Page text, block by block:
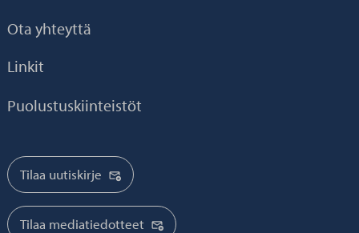
Ota yhteyttä
Linkit
Puolustuskiinteistöt
Tilaa uutiskirje
Tilaa mediatiedotteet